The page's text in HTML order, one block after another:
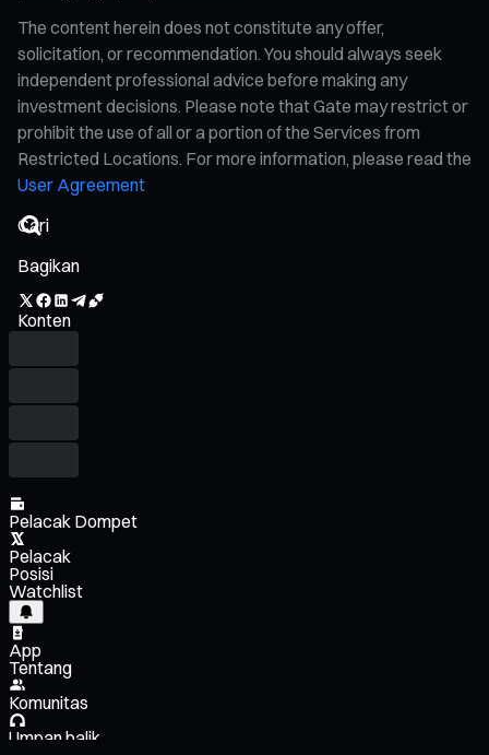
The content herein does not constitute any offer,
solicitation, or recommendation. You should always seek
independent professional advice before making any
investment decisions. Please note that Gate may restrict or
prohibit the use of all or a portion of the Services from
Restricted Locations. For more information, please read the
User Agreement
Bagikan
Konten
Pelacak Dompet
Pelacak
Posisi
Watchlist
App
Tentang
Komunitas
Umpan balik